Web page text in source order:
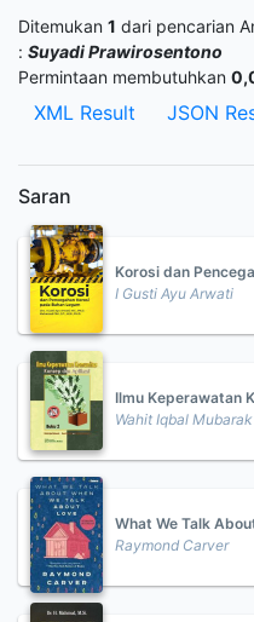
Ditemukan 1 dari pencarian
: Suyadi Prawirosentono
Permintaan membutuhkan
XML Result JSON
Saran
Korosi dan
I Gusti Ayu Arwati
Ilmu Keperawatan
Wahit Iqbal Mubarak
What We Talk
Raymond Carver